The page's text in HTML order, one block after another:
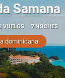
Samana
VUELOS 7 NOCHES
dominicana